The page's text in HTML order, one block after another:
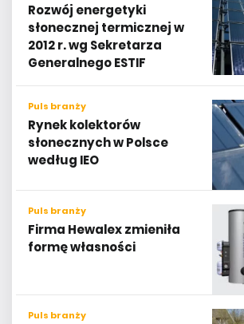
Rozwój energetyki
słonecznej termicznej w
2012 r. wg Sekretarza
Generalnego ESTIF
Puls branży
Rynek kolektorów
słonecznych w Polsce
według IEO
Puls branży
Firma Hewalex zmieniła
formę własności
Puls branży